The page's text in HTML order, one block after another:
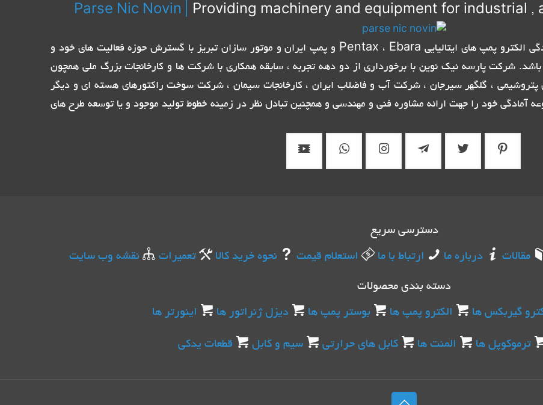
Parse Nic Novin
Providing machinery and equipment for industrial
شرکت پارسه نیک نوین با برخورداری از امتیاز نمایندگی الکترو پمپ های ایتالیایی Pentax ، Ebara و پمپ ایران و موتور سازان تبریز با گسترش حوزه فعالیت های خود و
شرکت پارسه نیک نوین با برخورداری از دو دهه تجربه ، سابقه همکاری با شرکت ها و کارخانجات بزرگ ملی همچون
، گلگهر سیرجان ، شرکت آب و فاضلاب ایران ، کارخانجات سیمان ، شرکت سوخت راکتورهای هسته ای و دیگر
آمادگی خود را جهت ارائه مشاوره فنی و مهندسی و همچنین تبادل نظر در زمینه خطوط تولید موجود و یا توسعه طرح های
دسترسی سریع
مقالات درباره ما ارتباط با ما استعلام قیمت نحوه خرید کالا تعمیرات نقشه وب سایت
دسته بندی محصولات
گیربکس ها الکترو پمپ ها بوستر پمپ ها دیزل ژنراتور ها اینورتر ها
ترموکوپل ها المنت ها کابل های حرارتی سیم و کابل قطعات یدکی